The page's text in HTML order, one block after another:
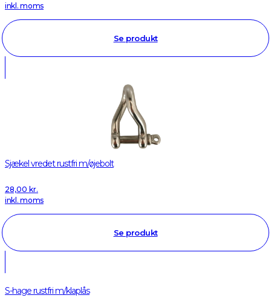
inkl. moms
Se produkt
Sjækel vredet rustfri m/øjebolt
28,00 kr.
inkl. moms
Se produkt
S-hage rustfri m/klaplås